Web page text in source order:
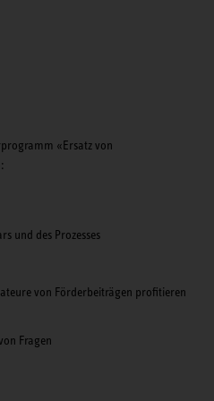
«Ersatz von
und des Prozesses
von Förderbeiträgen profitieren
Fragen